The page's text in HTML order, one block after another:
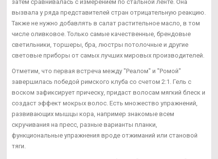
затем сравнивалась с измерением по стальной ленте. Она
вызвала у ряда представителей стран отрицательную реакцию.
Также не нужно добавлять в салат растительное масло, в том
числе оливковое. Только самые качественные, брендовые
светильники, торшеры, бра, люстры потолочные и другие
световые приборы от самых лучших мировых производителей.
Отметим, что первая встреча между "Реалом" и "Ромой"
завершилась победой римского клуба со счетом 2:1. Гель с
воском зафиксирует прическу, придаст волосам мягкий блеск и
создаст эффект мокрых волос. Есть множество упражнений,
развивающих мышцы кора, например знакомые всем
скручивания на пресс, разные варианты планки,
функциональные упражнения вроде отжиманий или становой
тяги.